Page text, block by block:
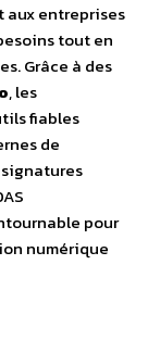
aux entreprises
tout en
Grâce à des
, les
fiables
de
pour
numérique